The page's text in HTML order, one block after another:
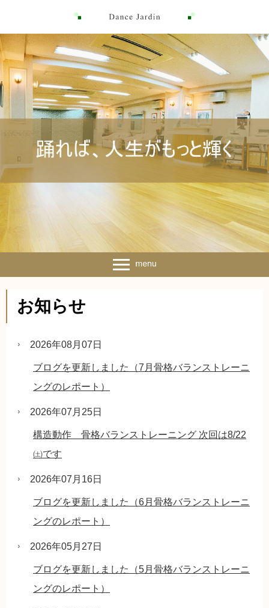
お知らせ
2026年08月07日
ブログを更新しました（7月骨格バランストレーニ
ングのレポート）
2026年07月25日
構造動作 骨格バランストレーニング 次回は8/22
㈯です
2026年07月16日
ブログを更新しました（6月骨格バランストレーニ
ングのレポート）
2026年05月27日
ブログを更新しました（5月骨格バランストレーニ
ングのレポート）